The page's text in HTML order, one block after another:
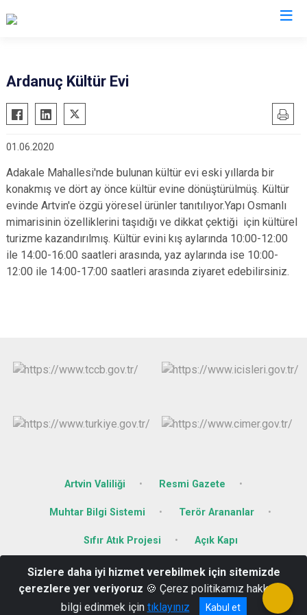
Ardanuç
Arhavi
Borçka
Hopa
Murgul
Şavşat
Yusufeli
Kemalpaşa
Ardanuç Kültür Evi
01.06.2020
Adakale Mahallesi'nde bulunan kültür evi eski yıllarda bir
konakmış ve dört ay önce kültür evine dönüştürülmüş. Kültür
evinde Artvin'e özgü yöresel ürünler tanıtılıyor.Yapı Osmanlı
mimarisinin özelliklerini taşıdığı ve dikkat çektiği için kültürel
turizme kazandırılmış. Kültür evini kış aylarında 10:00-12:00
ile 14:00-16:00 saatleri arasında, yaz aylarında ise 10:00-
12:00 ile 14:00-17:00 saatleri arasında ziyaret edebilirsiniz.
Artvin Valiliği Resmi Gazete
Muhtar Bilgi Sistemi Terör Arananlar
Sıfır Atık Projesi Açık Kapı
Hükümet Konağı Hükümet Cad. No.1/1 Ardanuç / Artvin / Türkiye
0(466) 611 20 06
Sizlere daha iyi hizmet verebilmek için sitemizde
çerezlere yer veriyoruz 🍪 Çerez politikamız hakkında
bilgi edinmek için tıklayınız Kabul et